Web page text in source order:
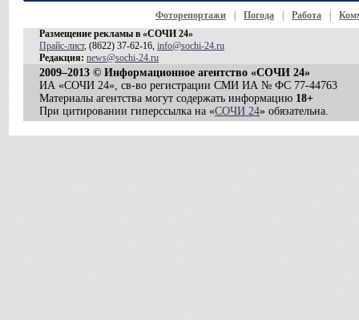
Фоторепортажи Погода Работа
Размещение рекламы в «СОЧИ 24»
Прайс-лист, (8622) 37-62-16, info@sochi-24.ru
Редакция: news@sochi-24.ru
2009–2013 © Информационное агентство «СОЧИ 24»
ИА «СОЧИ 24», св-во регистрации СМИ ИА № ФС 77-44763
Материалы агентства могут содержать информацию 18+
При цитировании гиперссылка на «СОЧИ 24» обязательна.